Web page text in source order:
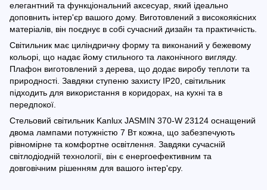
елегантний та функціональний аксесуар, який ідеально
доповнить інтер'єр вашого дому. Виготовлений з високоякісних
матеріалів, він поєднує в собі сучасний дизайн та практичність.
Світильник має циліндричну форму та виконаний у бежевому
кольорі, що надає йому стильного та лаконічного вигляду.
Плафон виготовлений з дерева, що додає виробу теплоти та
природності. Завдяки ступеню захисту IP20, світильник
підходить для використання в коридорах, на кухні та в
передпокої.
Стельовий світильник Kanlux JASMIN 370-W 23124 оснащений
двома лампами потужністю 7 Вт кожна, що забезпечують
рівномірне та комфортне освітлення. Завдяки сучасній
світлодіодній технології, він є енергоефективним та
довговічним рішенням для вашого інтер'єру.